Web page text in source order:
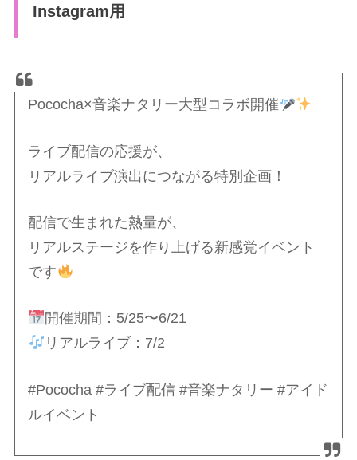
Instagram用
Pococha×音楽ナタリー大型コラボ開催
ライブ配信の応援が、
リアルライブ演出につながる特別企画！
配信で生まれた熱量が、
リアルステージを作り上げる新感覚イベント
です
開催期間：5/25〜6/21
リアルライブ：7/2
#Pococha #ライブ配信 #音楽ナタリー #アイド
ルイベント